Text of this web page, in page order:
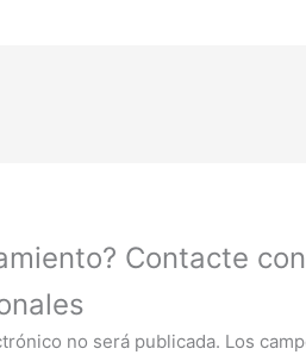
Contacte
no será publicada. Los